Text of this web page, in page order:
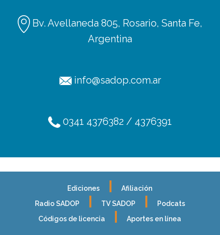
Ediciones
Afiliación
Radio SADOP
TV SADOP
Podcats
Códigos de licencia
Aportes en línea
Bv. Avellaneda 805, Rosario, Santa Fe,
Argentina
info@sadop.com.ar
0341 4376382 / 4376391